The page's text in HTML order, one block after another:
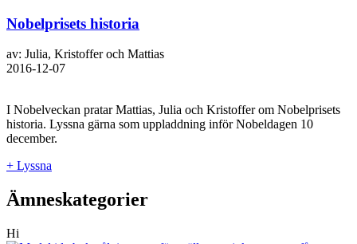
Nobelprisets historia
av: Julia, Kristoffer och Mattias
2016-12-07
I Nobelveckan pratar Mattias, Julia och Kristoffer om Nobelprisets
historia. Lyssna gärna som uppladdning inför Nobeldagen 10
december.
+ Lyssna
Ämneskategorier
Hi